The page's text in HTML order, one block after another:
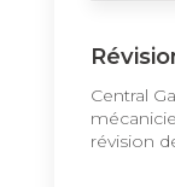
Central
révision